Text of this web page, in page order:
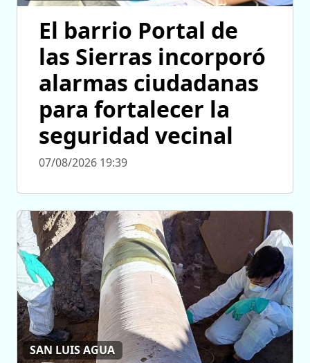
El barrio Portal de
las Sierras incorporó
alarmas ciudadanas
para fortalecer la
seguridad vecinal
07/08/2026 19:39
SAN LUIS AGUA